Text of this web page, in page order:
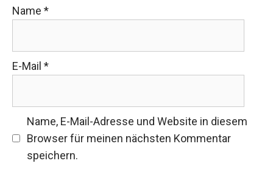
Name *
E-Mail *
Name, E-Mail-Adresse und Website in diesem
Browser für meinen nächsten Kommentar
speichern.